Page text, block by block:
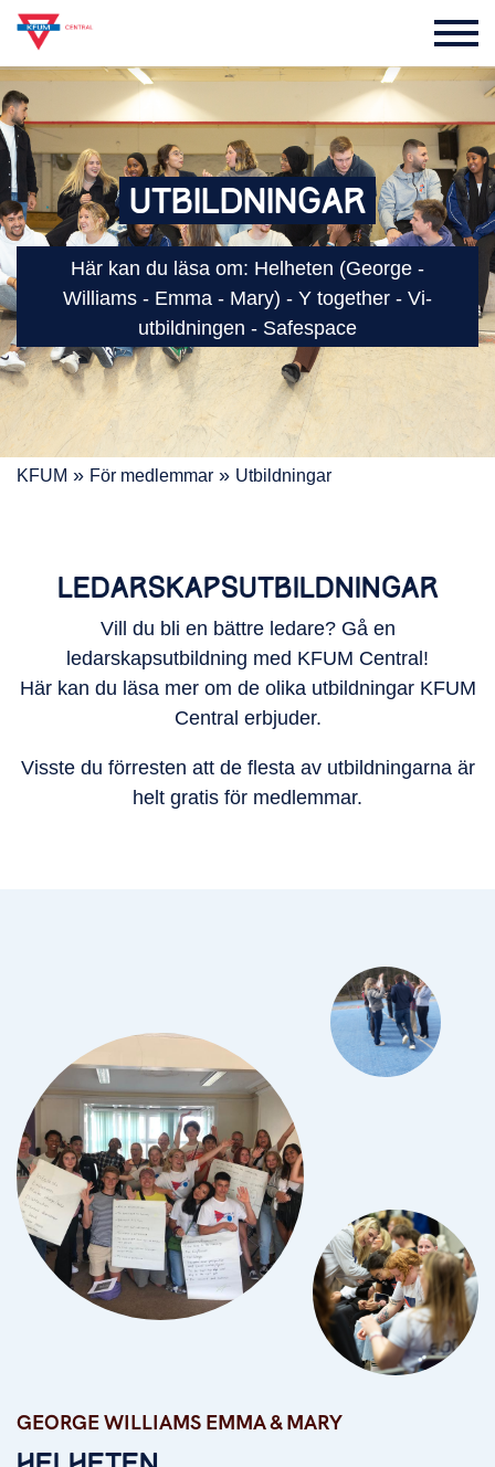
UTBILDNINGAR
Här kan du läsa om: Helheten (George -
Williams - Emma - Mary) - Y together - Vi-
utbildningen - Safespace
KFUM » För medlemmar » Utbildningar
LEDARSKAPSUTBILDNINGAR
Vill du bli en bättre ledare? Gå en
ledarskapsutbildning med KFUM Central!
Här kan du läsa mer om de olika utbildningar KFUM
Central erbjuder.
Visste du förresten att de flesta av utbildningarna är
helt gratis för medlemmar.
George Williams Emma & Mary
GEORGE WILLIAMS EMMA & MARY